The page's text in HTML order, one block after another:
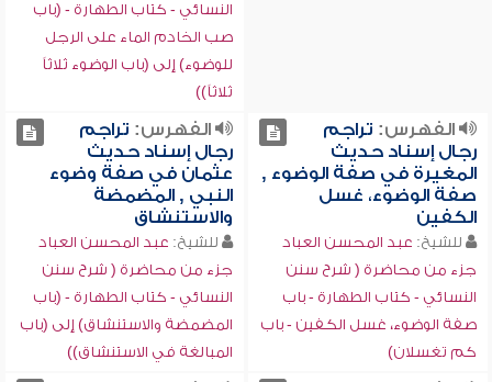
النسائي - كتاب الطهارة - (باب
صب الخادم الماء على الرجل
للوضوء) إلى (باب الوضوء ثلاثاً
ثلاثاً))
الفهرس: تراجم
رجال إسناد حديث
المغيرة في صفة الوضوء ,
صفة الوضوء، غسل
الكفين
للشيخ: عبد المحسن العباد
جزء من محاضرة ( شرح سنن
النسائي - كتاب الطهارة - باب
صفة الوضوء، غسل الكفين - باب
كم تغسلان)
الفهرس: تراجم
رجال إسناد حديث
عثمان في صفة وضوء
النبي , المضمضة
والاستنشاق
للشيخ: عبد المحسن العباد
جزء من محاضرة ( شرح سنن
النسائي - كتاب الطهارة - (باب
المضمضة والاستنشاق) إلى (باب
المبالغة في الاستنشاق))